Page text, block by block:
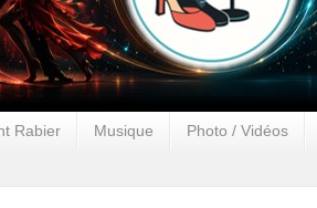
Rabier Musique Photo / Vidéos